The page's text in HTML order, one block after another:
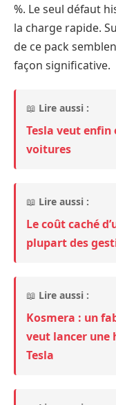
%. Le seul défaut
la charge rapide.
de ce pack
façon significative.
📖 Lire aussi :
Tesla veut
voitures
📖 Lire aussi :
Le coût caché
plupart des
📖 Lire aussi :
Kosmera : un
veut lancer une
Tesla